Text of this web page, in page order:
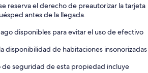
reserva el derecho de preautorizar la tarjeta
antes de la llegada.
disponibles para evitar el uso de efectivo
disponibilidad de habitaciones insonorizadas
de seguridad de esta propiedad incluye